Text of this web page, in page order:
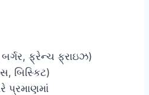
ફ્રેન્ચ ફ્રાઇઝ)
બિસ્કિટ)
પ્રમાણમાં